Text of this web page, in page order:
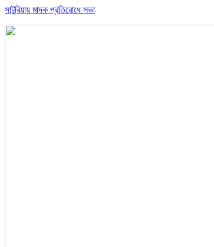
সাটুরিয়ায় মাদক প্রতিরোধে সভা